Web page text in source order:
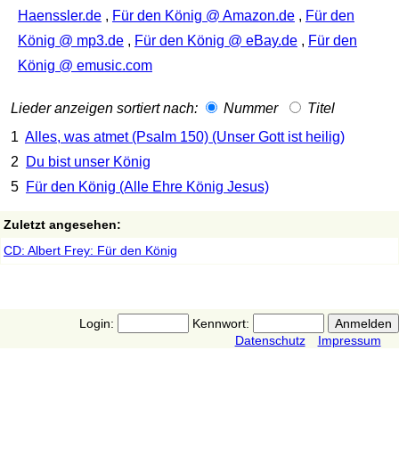
Haenssler.de, Für den König @ Amazon.de, Für den
König @ mp3.de, Für den König @ eBay.de, Für den
König @ emusic.com
Lieder anzeigen sortiert nach: Nummer
Titel
1 Alles, was atmet (Psalm 150) (Unser Gott ist heilig)
2
Du bist unser König
5 Für den König (Alle Ehre König Jesus)
Zuletzt angesehen:
CD: Albert Frey: Für den König
Login:
Kennwort:
Datenschutz
Impressum